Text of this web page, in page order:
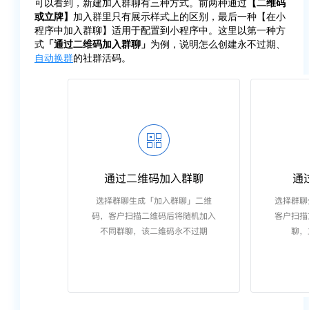
或立牌】 加入群里只有展示样式上的区别，最后一种【在小
程序中加入群聊】适用于配置到小程序中。这里以第一种方
式 「通过二维码加入群聊」 为例，说明怎么创建永不过期、
自动换群的社群活码。